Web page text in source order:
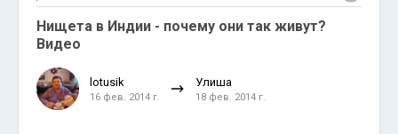
Нищета в Индии - почему они так живут?
Видео
lotusik
16 фев. 2014 г.
Улиша
18 фев. 2014 г.